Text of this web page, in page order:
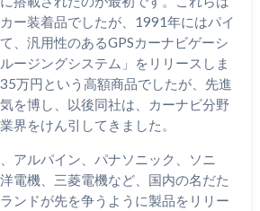
ー装着品でしたが、1991年にはパイ
、汎用性のあるGPSカーナビゲーシ
ージングシステム」をリリースしま
万円という高額商品でしたが、先進
を博し、以後同社は、カーナビ分野
界をけん引してきました。
アルパイン、パナソニック、ソニ
電機、三菱電機など、国内の名だた
ンドが先を争うように製品をリリー